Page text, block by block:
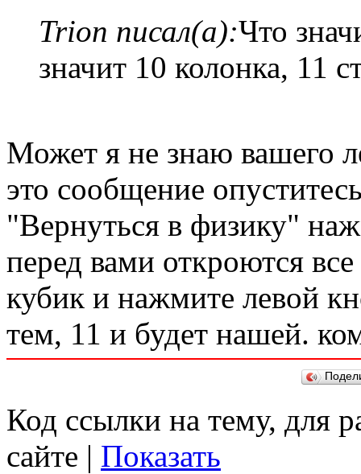
Trion писал(а):Что
значит 10 колонка, 11
Может я не знаю вашего
это сообщение
"Вернуться в физику"
перед вами откроются
кубик и нажмите левой
тем, 11 и будет нашей.
Код ссылки на тему, для
сайте | Показать